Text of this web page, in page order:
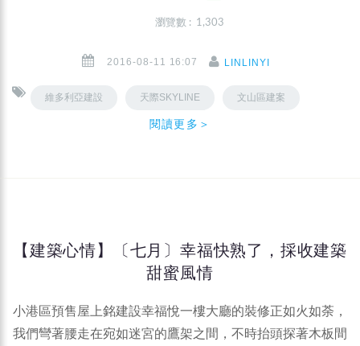
瀏覽數 : 1,303
2016-08-11 16:07 LINLINYI
維多利亞建設 天際SKYLINE 文山區建案
閱讀更多＞
【建築心情】〔七月〕幸福快熟了，採收建築
甜蜜風情
小港區預售屋上銘建設幸福悅一樓大廳的裝修正如火如荼，
我們彎著腰走在宛如迷宮的鷹架之間，不時抬頭探著木板間